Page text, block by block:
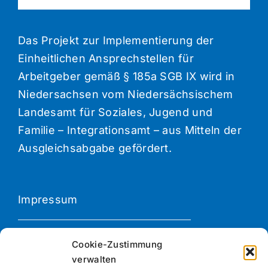
Cookie-Zustimmung
verwalten
Das Projekt zur Implementierung der
Einheitlichen Ansprechstellen für
Arbeitgeber gemäß § 185a SGB IX wird in
Niedersachsen vom Niedersächsischem
Landesamt für Soziales, Jugend und
Familie – Integrationsamt – aus Mitteln der
Ausgleichsabgabe gefördert.
Impressum
Datenschutzerklärung